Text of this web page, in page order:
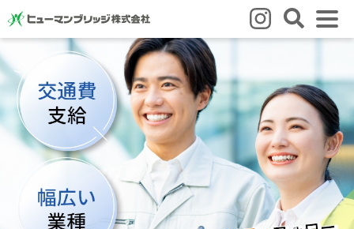
はじめての方
はじめての方 3つの強み いろいろな働き方 Q&A
就業までの流れ HBのイイネ！
スタッフの方
人材育成 福利厚生 お悩み相談窓口 eラーニング
お友だち紹介キャンペーン